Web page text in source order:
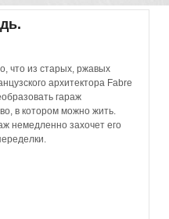
что из старых, ржавых
архитектора Fabre
гараж
в котором можно жить.
немедленно захочет его